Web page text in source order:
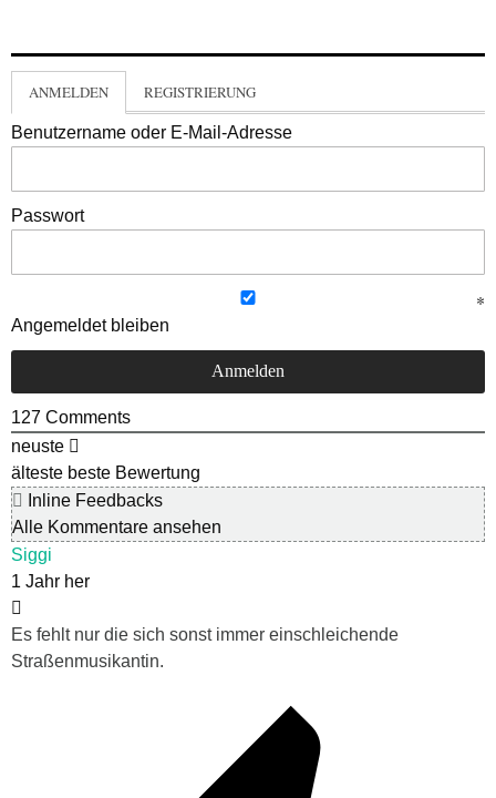
ANMELDEN REGISTRIERUNG
Benutzername oder E-Mail-Adresse
Passwort
Angemeldet bleiben
127 Comments
neuste
älteste beste Bewertung
Inline Feedbacks
Alle Kommentare ansehen
Siggi
1 Jahr her
Es fehlt nur die sich sonst immer einschleichende
Straßenmusikantin.